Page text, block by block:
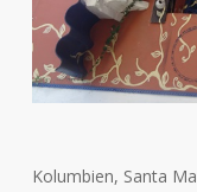
Kolumbien, Santa